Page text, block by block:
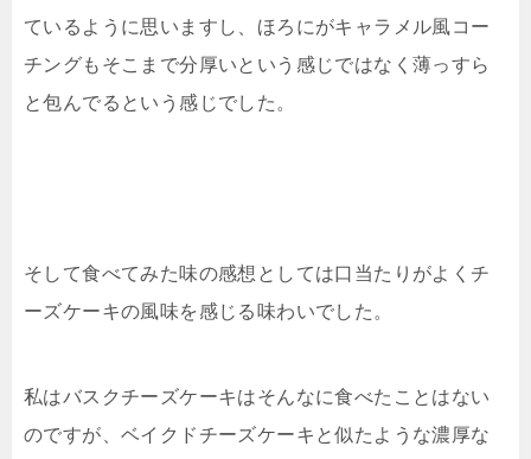
ているように思いますし、ほろにがキャラメル風コー
チングもそこまで分厚いという感じではなく薄っすら
と包んでるという感じでした。
そして食べてみた味の感想としては口当たりがよくチ
ーズケーキの風味を感じる味わいでした。
私はバスクチーズケーキはそんなに食べたことはない
のですが、ベイクドチーズケーキと似たような濃厚な